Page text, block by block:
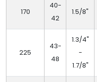
170
40-
42
1.5/8"
225
43-
48
1.3/4"
-
1.7/8"